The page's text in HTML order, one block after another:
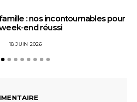
: nos incontournables pour
end réussi
18 JUIN 2026